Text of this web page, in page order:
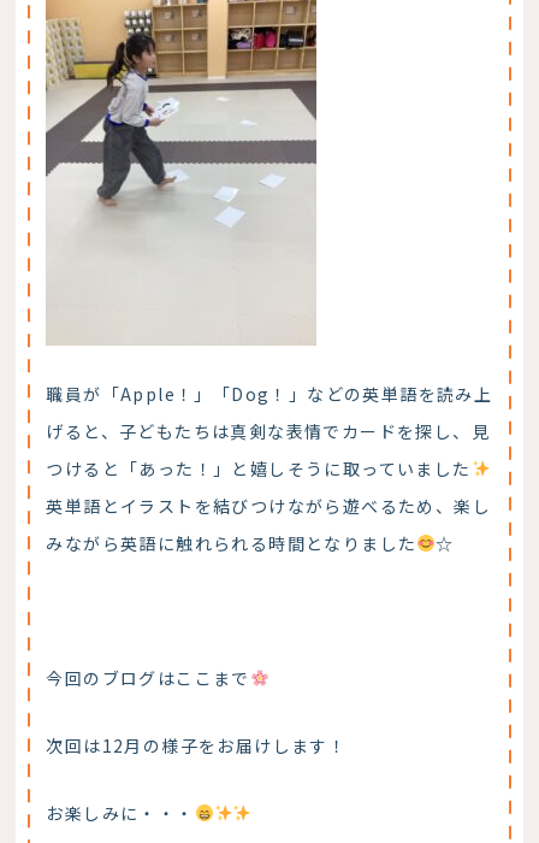
職員が「Apple！」「Dog！」などの英単語を読み上
げると、子どもたちは真剣な表情でカードを探し、見
つけると「あった！」と嬉しそうに取っていました
英単語とイラストを結びつけながら遊べるため、楽し
みながら英語に触れられる時間となりました
☆
今回のブログはここまで
次回は12月の様子をお届けします！
お楽しみに・・・